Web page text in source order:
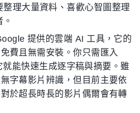
整理大量資料、喜歡心智圖整理
提供的雲端 AI 工具，它的
費且無需安裝。你只需匯入
能快速生成逐字稿與摘要。雖
字幕影片辨識，但目前主要依
於超長時長的影片偶爾會有轉